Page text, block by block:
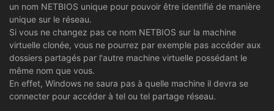
un nom NETBIOS unique pour pouvoir être identifié de manière
unique sur le réseau.
Si vous ne changez pas ce nom NETBIOS sur la machine
virtuelle clonée, vous ne pourrez par exemple pas accéder aux
dossiers partagés par l'autre machine virtuelle possédant le
même nom que vous.
En effet, Windows ne saura pas à quelle machine il devra se
connecter pour accéder à tel ou tel partage réseau.